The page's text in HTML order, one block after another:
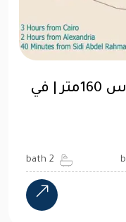
بمقدم 5% امتلك توين هاوس 160متر | في
2 bath